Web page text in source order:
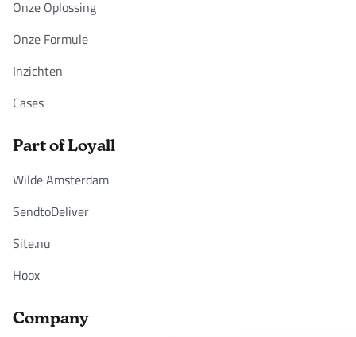
Onze Oplossing
Onze Formule
Inzichten
Cases
Part of Loyall
Wilde Amsterdam
SendtoDeliver
Site.nu
Hoox
Company